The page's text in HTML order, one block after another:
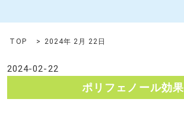
TOP 2024年 2月 22日
2024-02-22
ポリフェノール効果